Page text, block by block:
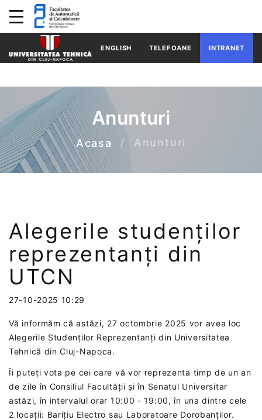
ENGLISH TELEFOANE INTRANET
Anunturi
Acasa Anunturi
Alegerile studenților
reprezentanți din
UTCN
27-10-2025 10:29
Vă informăm că astăzi, 27 octombrie 2025 vor avea loc
Alegerile Studenților Reprezentanți din Universitatea
Tehnică din Cluj-Napoca.
Îi puteți vota pe cei care vă vor reprezenta timp de un an
de zile în Consiliul Facultății și în Senatul Universitar
astăzi, în intervalul orar 10:00 - 19:00, în una dintre cele
2 locații: Barițiu Electro sau Laboratoare Dorobanților.